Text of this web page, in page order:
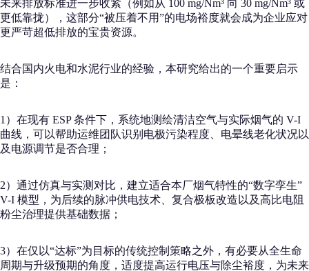
未来排放标准进一步收紧（例如从 100 mg/Nm³ 向 30 mg/Nm³ 或
更低靠拢），这部分“被压着不用”的电场裕度就会成为企业应对
更严苛超低排放的宝贵资源。
结合国内火电和水泥行业的经验，本研究给出的一个重要启示
是：
1）在现有 ESP 条件下，系统地测绘清洁空气与实际烟气的 V-I
曲线，可以帮助运维团队识别电极污染程度、电晕线老化状况以
及电源调节是否合理；
2）通过仿真与实测对比，建立适合本厂烟气特性的“数字孪生”
V-I 模型，为后续的脉冲供电技术、复合极板改造以及高比电阻
粉尘治理提供基础数据；
3）在仅以“达标”为目标的传统控制策略之外，有必要从全生命
周期与升级预期的角度，适度提高运行电压与除尘裕度，为未来